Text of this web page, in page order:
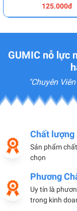
125.000đ
GUMIC nỗ lực
"Chuyên
Chất lượng
Sản phẩm
chọn
Phương
Uy tín là
trong kinh